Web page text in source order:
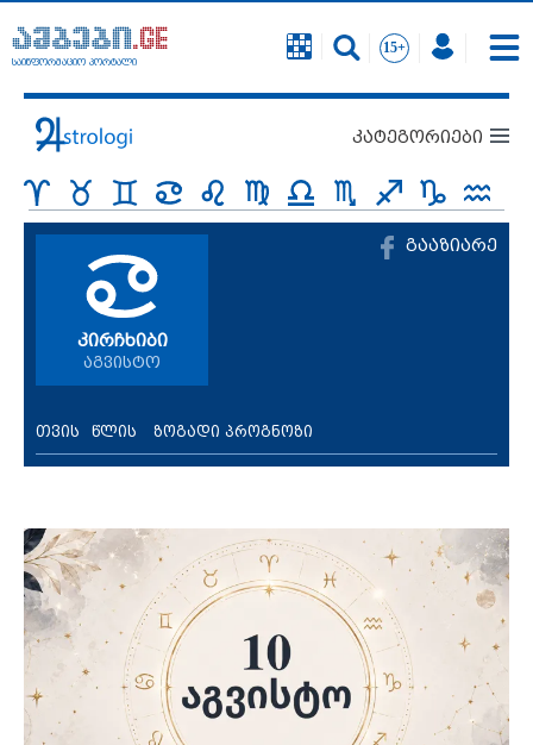
საინფორმაციო პორტალი
კატეგორიები
კირჩხიბი
აგვისტო
გააზიარე
თვის წლის ზოგადი პროგნოზი